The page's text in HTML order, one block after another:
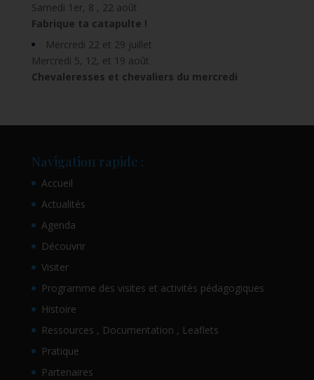
Samedi 1er, 8 , 22 août
Fabrique ta catapulte !
Mercredi 22 et 29 juillet
Mercredi 5, 12, et 19 août
Chevaleresses et chevaliers du mercredi
Navigation rapide :
Accueil
Actualités
Agenda
Découvrir
Visiter
Programme des visites et activités pédagogiques
Histoire
Ressources , Documentation , Leaflets
Pratique
Partenaires